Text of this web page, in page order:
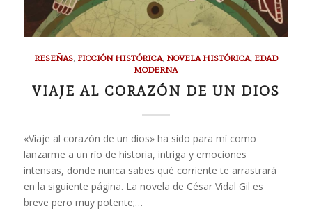
RESEÑAS, FICCIÓN HISTÓRICA, NOVELA HISTÓRICA, EDAD
MODERNA
VIAJE AL CORAZÓN DE UN DIOS
«Viaje al corazón de un dios» ha sido para mí como
lanzarme a un río de historia, intriga y emociones
intensas, donde nunca sabes qué corriente te arrastrará
en la siguiente página. La novela de César Vidal Gil es
breve pero muy potente;…